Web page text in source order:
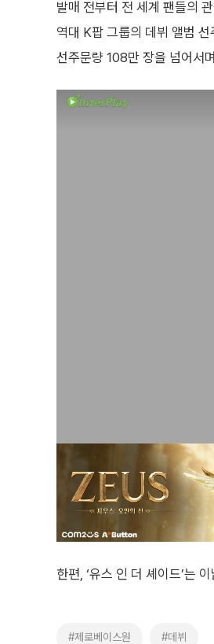
발매 전부터 전 세계 팬들의
역대 K팝 그룹의 데뷔 앨범
선주문량 108만 장을 넘어서
한편, ‘유스 인 더 셰이드’는
#제로베이스원 #데뷔